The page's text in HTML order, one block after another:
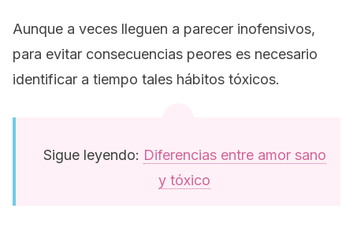
Aunque a veces lleguen a parecer inofensivos,
para evitar consecuencias peores es necesario
identificar a tiempo tales hábitos tóxicos.
Sigue leyendo: Diferencias entre amor sano
y tóxico